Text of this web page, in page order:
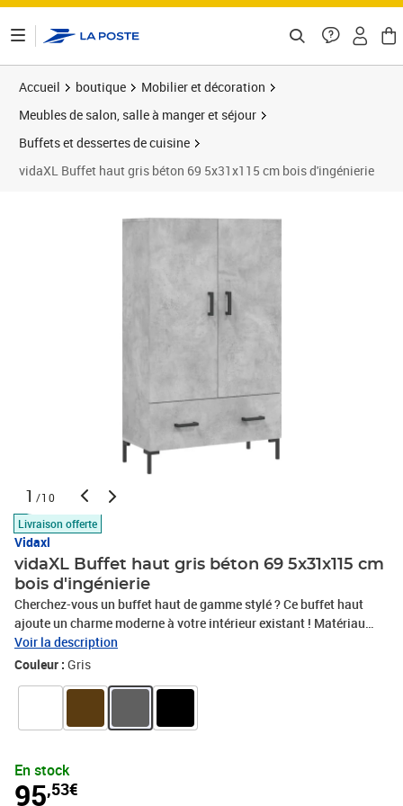
Accueil boutique
Mobilier et décoration
Meubles de salon, salle à manger et séjour
Buffets et dessertes de cuisine
vidaXL Buffet haut gris béton 69 5x31x115 cm bois d'ingénierie
1 /10
Livraison offerte
Vidaxl
vidaXL Buffet haut gris béton 69 5x31x115 cm
bois d'ingénierie
Cherchez-vous un buffet haut de gamme stylé ? Ce buffet haut
ajoute un charme moderne à votre intérieur existant ! Matériau
durable : le bois d'ingénierie est d'une qualité exceptionnelle avec
une surface lisse et présente également résistance, stabilité et
un grand espace de rangement pour garder vos différents articles
Dessus stable et robuste : le dessus de l'armoire de rangement est
parfait pour exposer vos objets décoratifs, cadres photo et plantes
Voir la description
Couleur : Gris
En stock
95,53€